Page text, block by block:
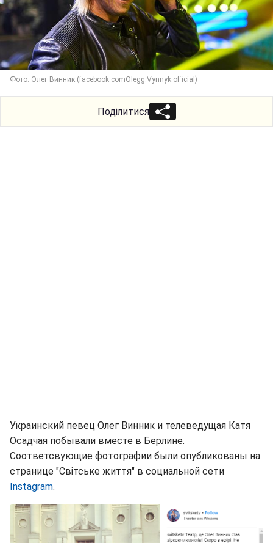
Фото: Олег Винник (facebook.comOlegg.Vynnyk.official)
Поділитися
Украинский певец Олег Винник и телеведущая Катя
Осадчая побывали вместе в Берлине.
Соответсвующие фотографии были опубликованы на
странице "Світське життя" в социальной сети
Instagram.